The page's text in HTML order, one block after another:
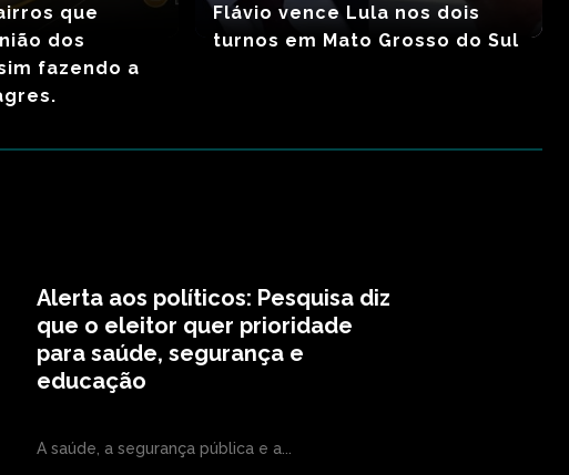
que
dos
fazendo a
Flávio vence Lula nos dois
turnos em Mato Grosso do Sul
Alerta aos políticos: Pesquisa diz
que o eleitor quer prioridade
para saúde, segurança e
educação
A saúde, a segurança pública e a...